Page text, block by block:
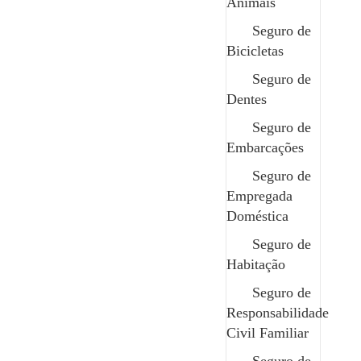
Seguro de
Bicicletas
Seguro de
Dentes
Seguro de
Embarcações
Seguro de
Empregada
Doméstica
Seguro de
Habitação
Seguro de
Responsabilidade
Civil Familiar
E se a decisão estiver a ser feita no
Não nos referimos ao momento em que o
Um seguro automóvel mais eficaz não é o
mais barato, nem o mais completo por
definição. É aquele que mais se ajusta a si.
Aquele que considera onde o carro circula,
com que frequência, em que contexto e com
Coberturas como assistência de viagem,
proteção contra fenómenos naturais, veículos